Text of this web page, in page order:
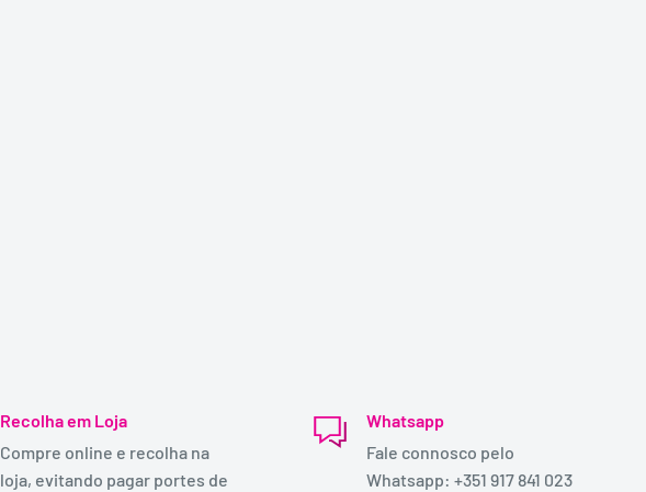
Recolha em Loja
Compre online e recolha na
loja, evitando pagar portes de
Whatsapp
Fale connosco pelo
Whatsapp: +351 917 841 023